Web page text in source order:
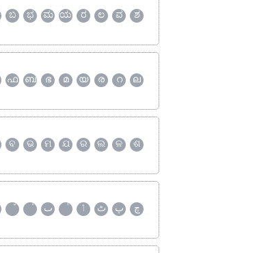
ಬ ಭ ಮ ಯ ರ ಲ ವ
ಶ
ഫ ബ ഭ മ യ ര റ
ല
ବ ଭ ମ ଯ ର ଲ ଳ
ଶ
ٮ ٲ ٹ پ
چ